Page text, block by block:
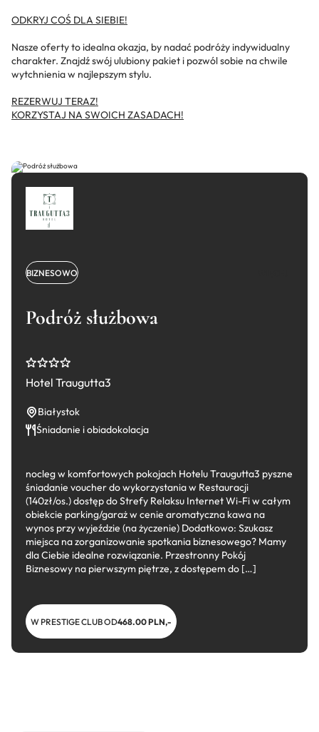
ODKRYJ COŚ DLA SIEBIE!
Nasze oferty to idealna okazja, by nadać podróży indywidualny
charakter. Znajdź swój ulubiony pakiet i pozwól sobie na chwile
wytchnienia w najlepszym stylu.
REZERWUJ TERAZ!
KORZYSTAJ NA SWOICH ZASADACH!
Podróż służbowa
BIZNESOWO
Hotel Traugutta3
Białystok
Śniadanie i obiadokolacja
nocleg w komfortowych pokojach Hotelu Traugutta3 pyszne
śniadanie voucher do wykorzystania w Restauracji
(140zł/os.) dostęp do Strefy Relaksu Internet Wi-Fi w całym
obiekcie parking/garaż w cenie aromatyczna kawa na
wynos przy wyjeździe (na życzenie) Dodatkowo: Szukasz
miejsca na zorganizowanie spotkania biznesowego? Mamy
dla Ciebie idealne rozwiązanie. Przestronny Pokój
Biznesowy na pierwszym piętrze, z dostępem do […]
W PRESTIGE CLUB OD468.00 PLN,-